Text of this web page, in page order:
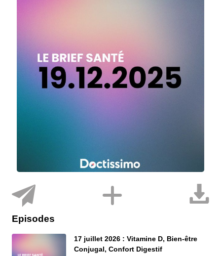
Episodes
17 juillet 2026 : Vitamine D, Bien-être
Conjugal, Confort Digestif